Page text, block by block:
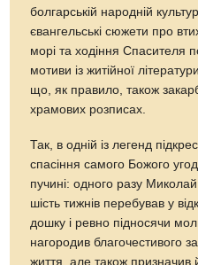
болгарській народній
євангельські сюжети про
морі та ходіння Спасителя
мотиви із житійної
що, як правило, також
храмових розписах.
Так, в одній із легенд
спасіння самого Божого
пучині: одного разу Миколай
шість тижнів перебував у
дошку і ревно підносячи
нагородив благочестивого
життя, але також призначив